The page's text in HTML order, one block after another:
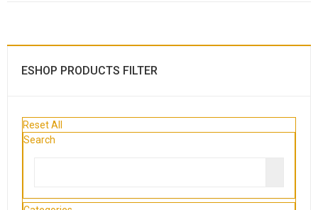
ESHOP PRODUCTS FILTER
Reset All
Search